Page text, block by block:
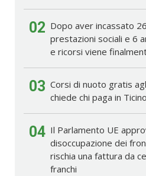
02 Dopo aver incassato
prestazioni sociali e 6
e ricorsi viene
03 Corsi di nuoto gratis
chiede chi paga in Ticino
04 Il Parlamento UE
disoccupazione dei
rischia una fattura da
franchi